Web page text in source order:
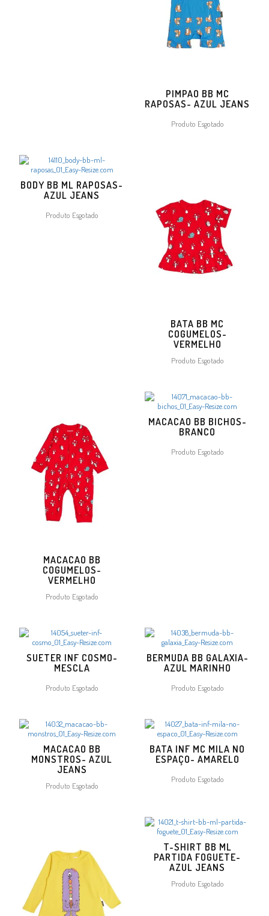
PIMPAO BB MC
RAPOSAS- AZUL JEANS
Produto Esgotado
BODY BB ML RAPOSAS-
AZUL JEANS
Produto Esgotado
BATA BB MC
COGUMELOS-
VERMELHO
Produto Esgotado
MACACAO BB
COGUMELOS-
VERMELHO
Produto Esgotado
MACACAO BB BICHOS-
BRANCO
Produto Esgotado
SUETER INF COSMO-
MESCLA
Produto Esgotado
BERMUDA BB GALAXIA-
AZUL MARINHO
Produto Esgotado
MACACAO BB
MONSTROS- AZUL
JEANS
Produto Esgotado
BATA INF MC MILA NO
ESPAÇO- AMARELO
Produto Esgotado
T-SHIRT BB ML
PARTIDA FOGUETE-
AZUL JEANS
Produto Esgotado